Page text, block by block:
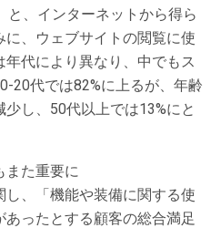
と、インターネットから得ら
、ウェブサイトの閲覧に使
代により異なり、中でもス
20代では82%に上るが、年齢
し、50代以上では13%にと
また重要に
、「機能や装備に関する使
ったとする顧客の総合満足